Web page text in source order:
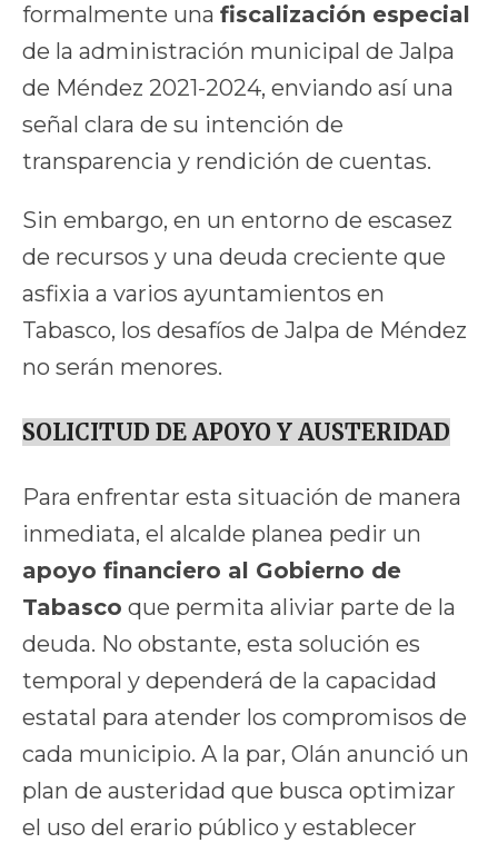
formalmente una fiscalización especial
de la administración municipal de Jalpa
de Méndez 2021-2024, enviando así una
señal clara de su intención de
transparencia y rendición de cuentas.
Sin embargo, en un entorno de escasez
de recursos y una deuda creciente que
asfixia a varios ayuntamientos en
Tabasco, los desafíos de Jalpa de Méndez
no serán menores.
SOLICITUD DE APOYO Y AUSTERIDAD
Para enfrentar esta situación de manera
inmediata, el alcalde planea pedir un
apoyo financiero al Gobierno de
Tabasco que permita aliviar parte de la
deuda. No obstante, esta solución es
temporal y dependerá de la capacidad
estatal para atender los compromisos de
cada municipio. A la par, Olán anunció un
plan de austeridad que busca optimizar
el uso del erario público y establecer